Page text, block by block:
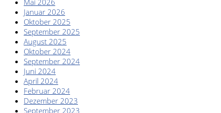
Mai 2026
Januar 2026
Oktober 2025
September 2025
August 2025
Oktober 2024
September 2024
Juni 2024
April 2024
Februar 2024
Dezember 2023
September 2023